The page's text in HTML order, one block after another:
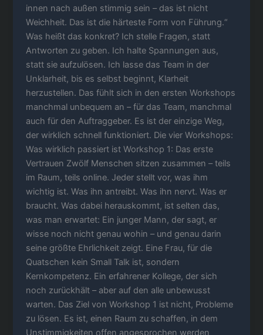
innen nach außen stimmig sein – das ist nicht
Weichheit. Das ist die härteste Form von Führung.“
Was heißt das konkret? Ich stelle Fragen, statt
Antworten zu geben. Ich halte Spannungen aus,
statt sie aufzulösen. Ich lasse das Team in der
Unklarheit, bis es selbst beginnt, Klarheit
herzustellen. Das fühlt sich in den ersten Workshops
manchmal unbequem an – für das Team, manchmal
auch für den Auftraggeber. Es ist der einzige Weg,
der wirklich schnell funktioniert. Die vier Workshops:
Was wirklich passiert ist Workshop 1: Das erste
Vertrauen Zwölf Menschen sitzen zusammen – teils
im Raum, teils online. Jeder stellt vor, was ihm
wichtig ist. Was ihn antreibt. Was ihn nervt. Was er
braucht. Was dabei herauskommt, ist selten das,
was man erwartet: Ein junger Mann, der sagt, er
wisse noch nicht genau wohin – und genau darin
seine größte Ehrlichkeit zeigt. Eine Frau, für die
Quatschen kein Small Talk ist, sondern
Kernkompetenz. Ein erfahrener Kollege, der sich
noch zurückhält – aber auf den alle unbewusst
warten. Das Ziel von Workshop 1 ist nicht, Probleme
zu lösen. Es ist, einen Raum zu schaffen, in dem
Unstimmigkeiten offen angesprochen werden